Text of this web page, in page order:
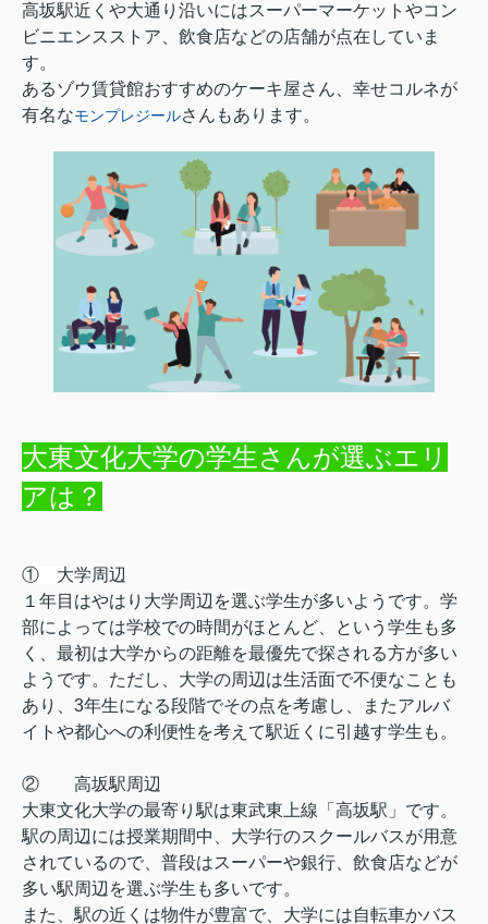
高坂駅近くや大通り沿いにはスーパーマーケットやコン
ビニエンスストア、飲食店などの店舗が点在していま
す。
あるゾウ賃貸館おすすめのケーキ屋さん、幸せコルネが
有名なモンプレジールさんもあります。
大東文化大学の学生さんが選ぶエリ
アは？
①
大学周辺
１年目はやはり大学周辺を選ぶ学生が多いようです。学
部によっては学校での時間がほとんど、という学生も多
く、最初は大学からの距離を最優先で探される方が多い
ようです。ただし、大学の周辺は生活面で不便なことも
あり、3年生になる段階でその点を考慮し、またアルバ
イトや都心への利便性を考えて駅近くに引越す学生も。
② 高坂駅周辺
大東文化大学の最寄り駅は東武東上線「高坂駅」です。
駅の周辺には授業期間中、大学行のスクールバスが用意
されているので、普段はスーパーや銀行、飲食店などが
多い駅周辺を選ぶ学生も多いです。
また、駅の近くは物件が豊富で、大学には自転車かバス